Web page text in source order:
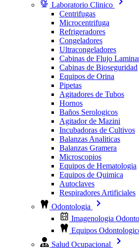
Laboratorio Clinico
Centrifugas
Microcentrifuga
Refrigeradores
Congeladores
Ultracongeladores
Cabinas de Flujo
Cabinas de Bioseguridad
Equipos de Orina
Pipetas
Agitadores de Tubos
Hornos
Baños Serologicos
Agitador de Mazini
Incubadoras de Cultivos
Balanzas Analiticas
Balanzas Gramera
Microscopios
Equipos de Hematologia
Equipos de Quimica
Autoclaves
Respiradores Artificiales
Odontologia
Imagenologia
Equipos
Salud Ocupacional